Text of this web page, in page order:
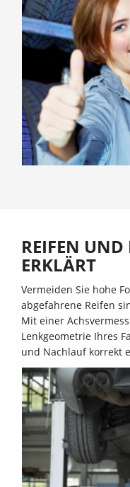
REIFEN UND
ERKLÄRT
Vermeiden Sie hohe
abgefahrene Reifen
Mit einer
Lenkgeometrie Ihres
und Nachlauf korrekt